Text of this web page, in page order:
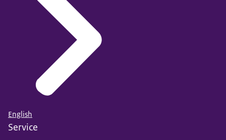
English
Service